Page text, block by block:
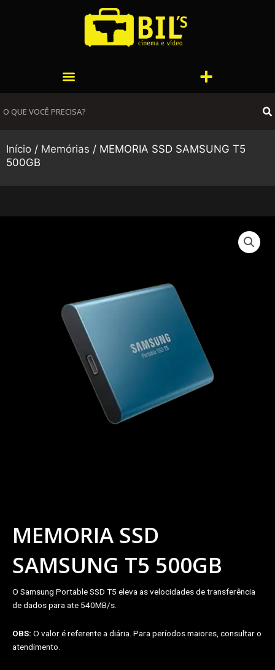
Início / Memórias / MEMORIA SSD SAMSUNG T5
500GB
MEMORIA SSD
SAMSUNG T5 500GB
O Samsung Portable SSD T5 eleva as velocidades de transferência
de dados para ate 540MB/s.
OBS: O valor é referente a diária. Para períodos maiores, consultar o
atendimento.